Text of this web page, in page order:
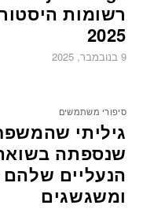
רשומות
2025
9 בנובמבר, 2025
סיפורי משתמשים
גיליתי
שנספתה
הנעליים שלהם
ומשגשגים